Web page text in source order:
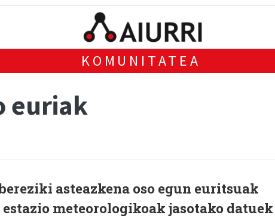
KOMUNITATEA
euriak
asteazkena oso egun euritsuak
meteorologikoak jasotako datuek